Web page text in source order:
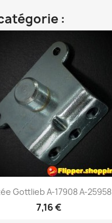
:
Aperçu rapide
Gottlieb A-17908 A-25958
7,16 €